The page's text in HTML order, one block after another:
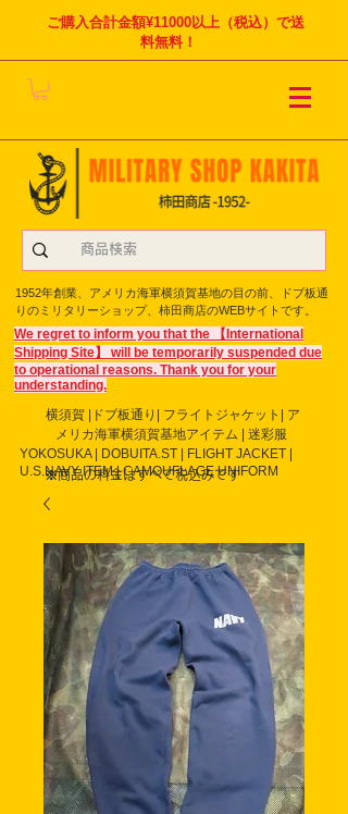
ご購入合計金額¥11000以上（税込）で送
料無料！
1952年創業、アメリカ海軍横須賀基地の目の前、ドブ板通
りのミリタリーショップ、柿田商店のWEBサイトです。
We regret to inform you that the 【International
Shipping Site】 will be temporarily suspended due
to operational reasons. Thank you for your
understanding.
横須賀 |ドブ板通り| フライト ジャケット| ア
メリカ海軍横須賀基地アイテム | 迷彩服
YOKOSUKA | DOBUITA.ST | FLIGHT JACKET |
U.S.NAVY ITEM | CAMOUFLAGE UNIFORM
※商品の料金はすべて税込みです